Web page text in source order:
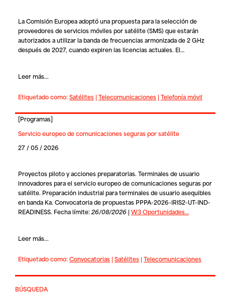
La Comisión Europea adoptó una propuesta para la selección de
proveedores de servicios móviles por satélite (SMS) que estarán
autorizados a utilizar la banda de frecuencias armonizada de 2 GHz
después de 2027, cuando expiren las licencias actuales. El…
Leer más...
Etiquetado como:Satélites| Telecomunicaciones| Telefonía móvil
[Programas]
Servicio europeo de comunicaciones seguras por satélite
27 / 05 / 2026
Proyectos piloto y acciones preparatorias. Terminales de usuario
innovadores para el servicio europeo de comunicaciones seguras por
satélite. Preparación industrial para terminales de usuario asequibles
en banda Ka. Convocatoria de propuestas PPPA-2026-IRIS2-UT-IND-
READINESS. Fecha límite:26/08/2026| W3 Oportunidades…
Leer más...
Etiquetado como:Convocatorias| Satélites| Telecomunicaciones
BÚSQUEDA